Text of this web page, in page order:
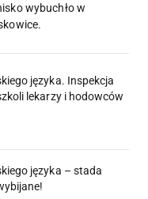
wybuchło w
języka. Inspekcja
lekarzy i hodowców
języka – stada